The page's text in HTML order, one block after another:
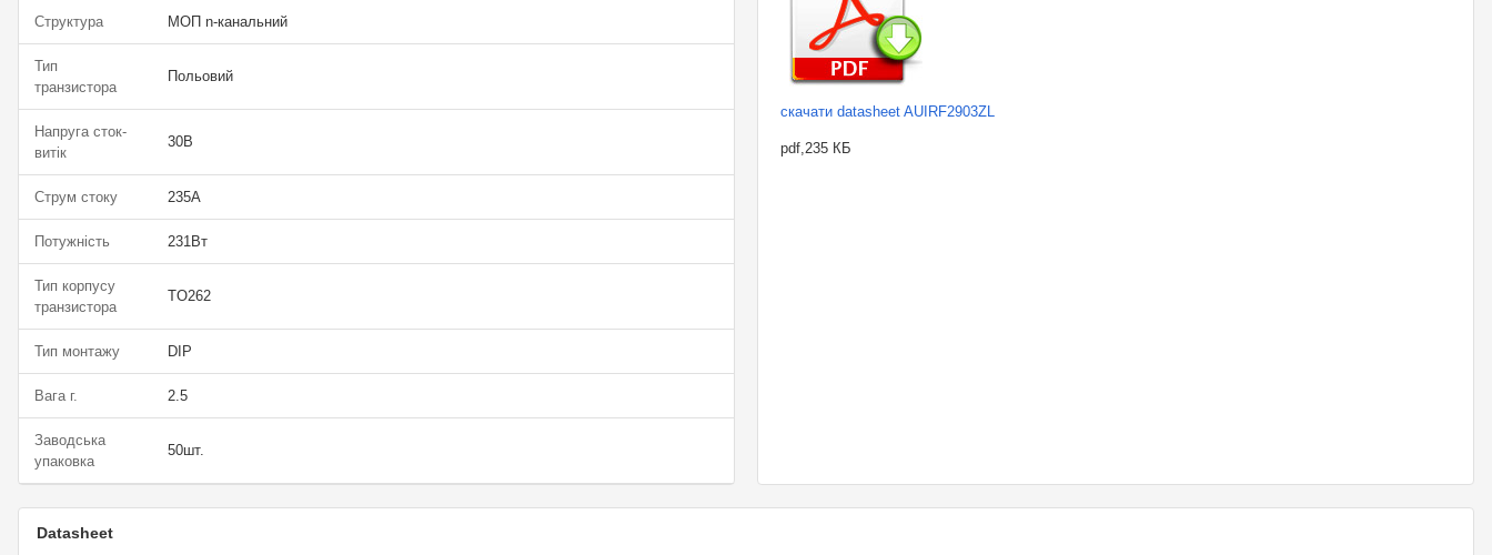
Структура МОП n-канальний
Тип
транзистора
Польовий
Напруга сток-
витік
30В
Струм стоку 235А
Потужність 231Вт
Тип корпусу
транзистора
TO262
Тип монтажу DIP
Вага г. 2.5
Заводська
упаковка
50шт.
скачати datasheet AUIRF2903ZL
pdf,235 КБ
Datasheet